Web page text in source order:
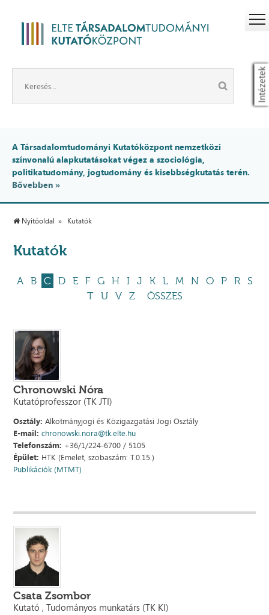
Intézetek
A Társadalomtudományi Kutatóközpont nemzetközi
színvonalú alapkutatásokat végez a szociológia,
politikatudomány, jogtudomány és kisebbségkutatás terén.
Bővebben »
Nyitóoldal Kutatók
Kutatók
A B C D E F G H I J K L M N O P R
S
T
U V Z ÖSSZES
Chronowski Nóra
Kutatóprofesszor (TK JTI)
Osztály: Alkotmányjogi és Közigazgatási Jogi Osztály
E-mail: chronowski.nora@tk.elte.hu
Telefonszám: +36/1/224-6700 / 5105
Épület: HTK (Emelet, szobaszám: T.0.15.)
Publikációk (MTMT)
Csata Zsombor
Kutató , Tudományos munkatárs (TK KI)